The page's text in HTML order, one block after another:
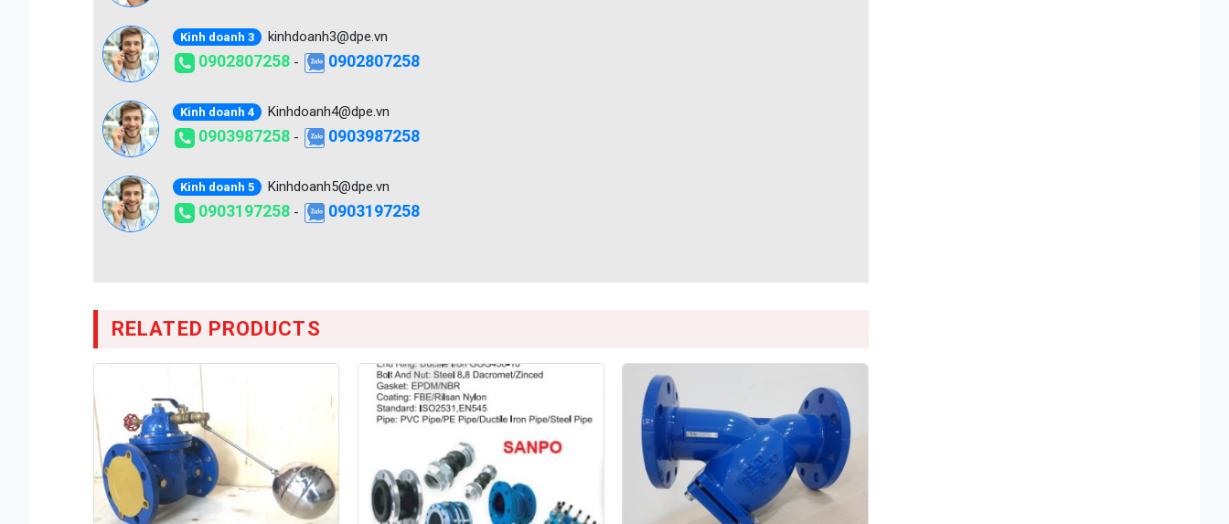
Kinh doanh 3 kinhdoanh3@dpe.vn
0902807258 - 0902807258
Kinh doanh 4 Kinhdoanh4@dpe.vn
0903987258 - 0903987258
Kinh doanh 5 Kinhdoanh5@dpe.vn
0903197258 - 0903197258
RELATED PRODUCTS